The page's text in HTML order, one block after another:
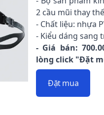
2 cầu mũi thay
- Chất liệu: nhựa
- Kiểu dáng sang
- Giá bán:
lòng click "Đặt
Đặt mua